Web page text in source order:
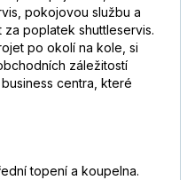
pokojovou službu a
poplatek shuttleservis.
po okolí na kole, si
záležitostí
centra, které
topení a koupelna.